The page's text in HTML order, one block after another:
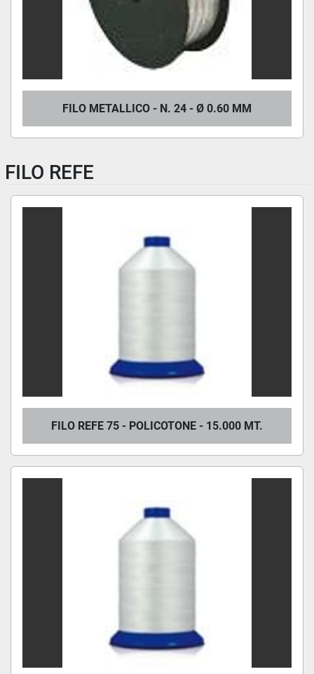
FILO METALLICO - N. 24 - Ø 0.60 MM
FILO REFE
FILO REFE 75 - POLICOTONE - 15.000 MT.